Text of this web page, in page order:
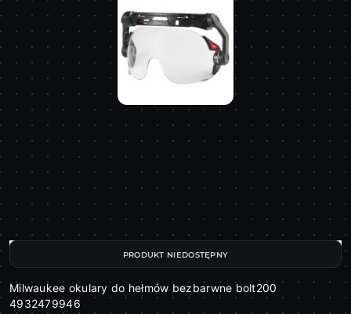
Milwaukee okulary do hełmów bezbarwne bolt200
4932479946
PRODUKT NIEDOSTĘPNY